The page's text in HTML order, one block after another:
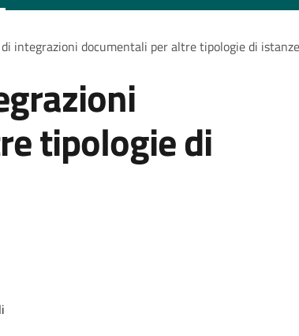
integrazioni documentali per altre tipologie di istanze
tipologie di